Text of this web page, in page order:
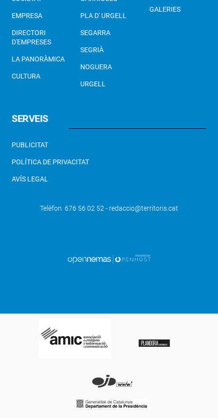
EMPRESA
DIRECTORI
D'EMPRESES
LA PANORÀMICA
CULTURA
PLA D' URGELL
SEGARRA
SEGRIÀ
NOGUERA
URGELL
GALERIES
SERVEIS
PUBLICITAT
POLÍTICA DE PRIVACITAT
AVÍS LEGAL
Telèfon 676 56 02 52 - redaccio@territoris.cat